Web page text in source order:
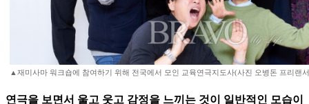
▲재미사마 워크숍에 참여하기 위해 전국에서 모인 교육연극지도사(사진 오병돈 프리랜
연극을 보면서 울고 웃고 감정을 느끼는 것이 일반적인 모습이